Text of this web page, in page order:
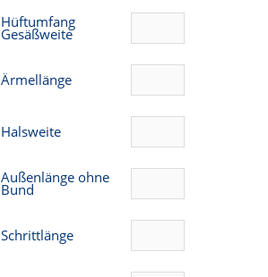
Hüftumfang
Gesäßweite
Ärmellänge
Halsweite
Außenlänge ohne
Bund
Schrittlänge